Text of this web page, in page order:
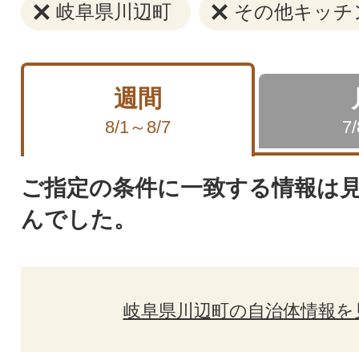
岐阜県川辺町 その他キッチ
週間
8/1～8/7
ご指定の条件に一致する情報は
んでした。
岐阜県川辺町の自治体情報を